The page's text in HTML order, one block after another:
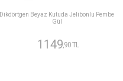
Dikdörtgen Beyaz Kutuda Jelibonlu Pembe
Gül
1149 ,90 TL